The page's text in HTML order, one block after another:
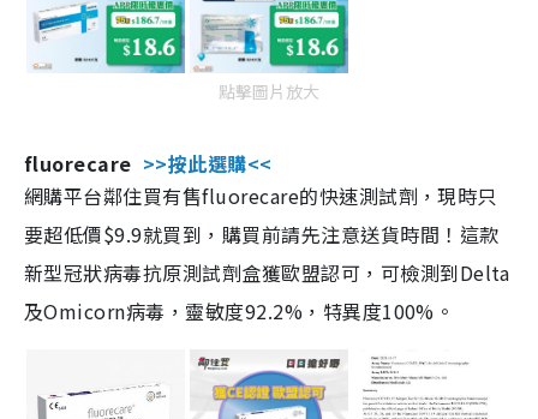
點擊圖片放大
fluorecare >>按此選購<<
網購平台鄰住買有售fluorecare的快速測試劑，現時只
要超低價$9.9就買到，購買前請先注意送貨時間！這款
新型冠狀病毒抗原測試劑盒獲歐盟認可，可檢測到Delta
及Omicorn病毒，靈敏度92.2%，特異度100%。